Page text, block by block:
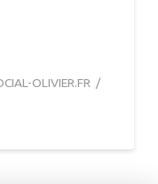
OLIVIER.FR